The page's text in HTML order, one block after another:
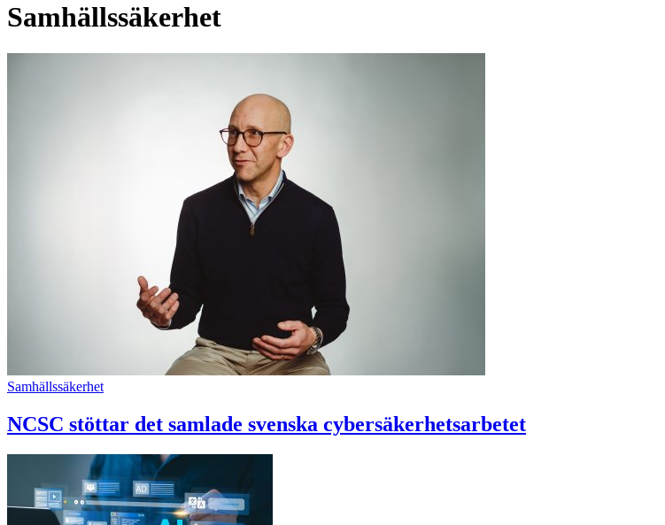
Samhällssäkerhet
Samhällssäkerhet
NCSC stöttar det samlade svenska cybersäkerhetsarbetet